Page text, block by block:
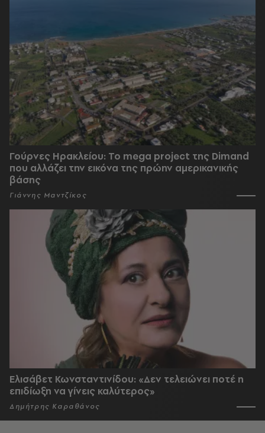
Γούρνες Ηρακλείου: To mega project της Dimand
που αλλάζει την εικόνα της πρώην αμερικανικής
βάσης
Γιάννης Μαντζίκος
Ελισάβετ Κωνσταντινίδου: «Δεν τελειώνει ποτέ η
επιδίωξη να γίνεις καλύτερος»
Δημήτρης Καραθάνος